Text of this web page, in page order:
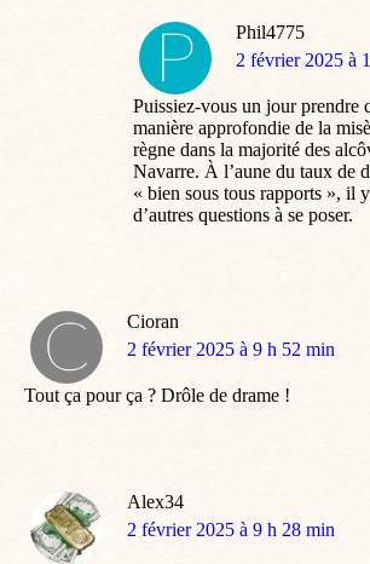
Phil4775
dit
2 février 2025 à
Puissiez-vous un jour prendre
manière approfondie de la
règne dans la majorité des
Navarre. À l’aune du taux de
« bien sous tous rapports », il
d’autres questions à se poser.
Cioran
dit
2 février 2025 à 9 h 52 min
Tout ça pour ça ? Drôle de drame !
Alex34
dit
2 février 2025 à 9 h 28 min